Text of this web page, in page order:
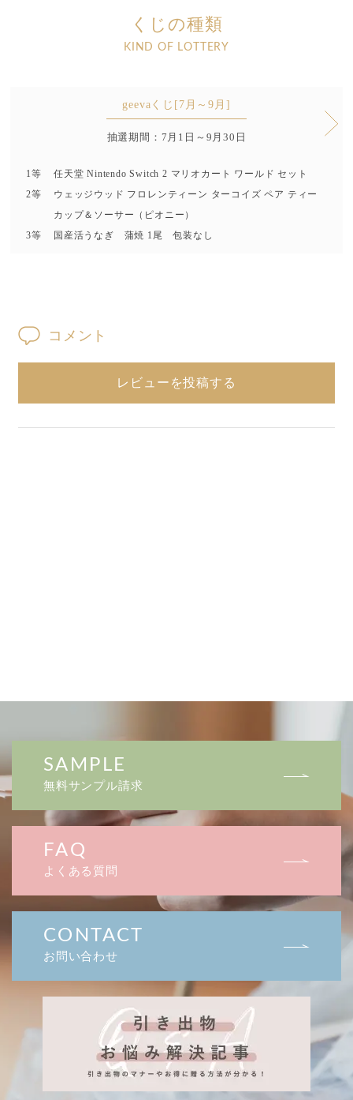
くじの種類
KIND OF LOTTERY
geevaくじ[7月～9月]
抽選期間：7月1日～9月30日
1等
任天堂 Nintendo Switch 2 マリオカート ワールド セット
2等
ウェッジウッド フロレンティーン ターコイズ ペア ティー
カップ＆ソーサー（ピオニー）
3等
国産活うなぎ 蒲焼 1尾 包装なし
コメント
レビューを投稿する
SAMPLE
無料サンプル請求
FAQ
よくある質問
CONTACT
お問い合わせ